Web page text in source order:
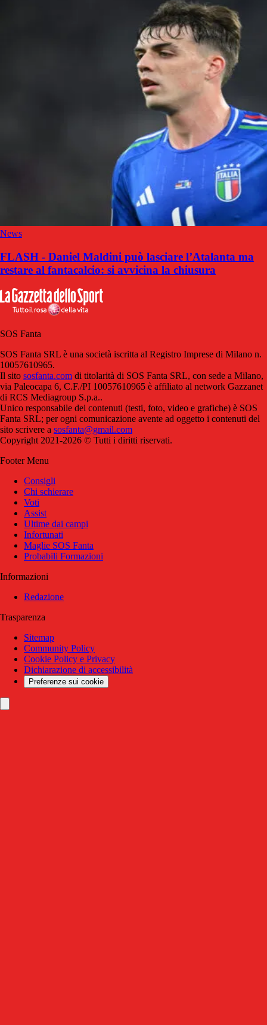
News
FLASH - Daniel Maldini può lasciare l’Atalanta ma
restare al fantacalcio: si avvicina la chiusura
SOS Fanta
SOS Fanta SRL è una società iscritta al Registro Imprese di Milano n.
10057610965.
Il sito sosfanta.com di titolarità di SOS Fanta SRL, con sede a Milano,
via Paleocapa 6, C.F./PI 10057610965 è affiliato al network Gazzanet
di RCS Mediagroup S.p.a..
Unico responsabile dei contenuti (testi, foto, video e grafiche) è SOS
Fanta SRL; per ogni comunicazione avente ad oggetto i contenuti del
sito scrivere a sosfanta@gmail.com
Copyright 2021-2026 © Tutti i diritti riservati.
Footer Menu
Consigli
Chi schierare
Voti
Assist
Ultime dai campi
Infortunati
Maglie SOS Fanta
Probabili Formazioni
Informazioni
Redazione
Trasparenza
Sitemap
Community Policy
Cookie Policy e Privacy
Dichiarazione di accessibilità
Preferenze sui cookie